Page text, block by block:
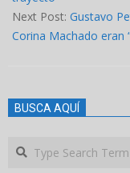
Next Post: Gustavo
Corina Machado eran
BUSCA AQUÍ
Search